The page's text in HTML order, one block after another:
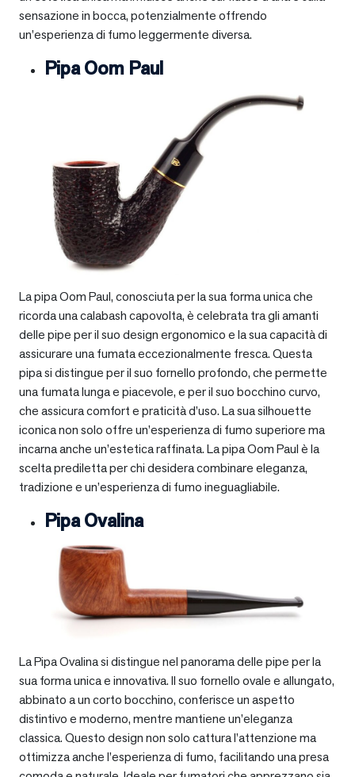
sensazione in bocca, potenzialmente offrendo
un’esperienza di fumo leggermente diversa.
Pipa Oom Paul
La pipa Oom Paul, conosciuta per la sua forma unica che
ricorda una calabash capovolta, è celebrata tra gli amanti
delle pipe per il suo design ergonomico e la sua capacità di
assicurare una fumata eccezionalmente fresca. Questa
pipa si distingue per il suo fornello profondo, che permette
una fumata lunga e piacevole, e per il suo bocchino curvo,
che assicura comfort e praticità d’uso. La sua silhouette
iconica non solo offre un’esperienza di fumo superiore ma
incarna anche un’estetica raffinata. La pipa Oom Paul è la
scelta prediletta per chi desidera combinare eleganza,
tradizione e un’esperienza di fumo ineguagliabile.
Pipa Ovalina
La Pipa Ovalina si distingue nel panorama delle pipe per la
sua forma unica e innovativa. Il suo fornello ovale e allungato,
abbinato a un corto bocchino, conferisce un aspetto
distintivo e moderno, mentre mantiene un’eleganza
classica. Questo design non solo cattura l’attenzione ma
ottimizza anche l’esperienza di fumo, facilitando una presa